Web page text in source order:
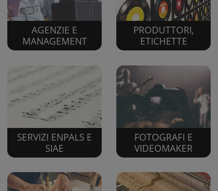
AGENZIE E
MANAGEMENT
PRODUTTORI,
ETICHETTE
SERVIZI ENPALS E
SIAE
FOTOGRAFI E
VIDEOMAKER